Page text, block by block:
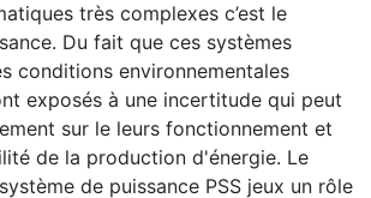
très complexes c’est le
Du fait que ces systèmes
conditions environnementales
exposés à une incertitude qui peut
sur le leurs fonctionnement et
de la production d'énergie. Le
de puissance PSS jeux un rôle